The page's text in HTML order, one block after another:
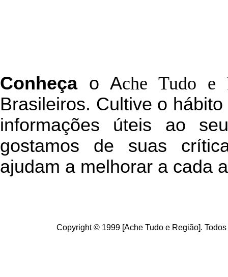
Conheçao Ache Tudo e
Brasileiros. Cultive o
informações úteis ao
gostamos de suas
ajudam a melhorar a cada
Copyright © 1999 [Ache Tudo e Região].